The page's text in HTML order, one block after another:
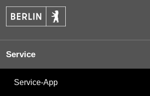
Service
Service-App